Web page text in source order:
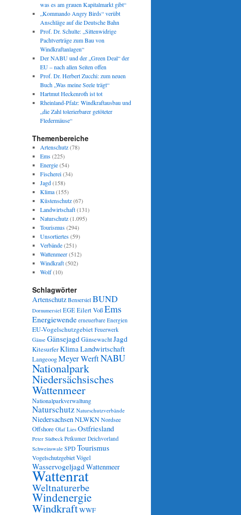
was es am grauen Kapitalmarkt gibt“
„Kommando Angry Birds“ verübt
Anschläge auf die Deutsche Bahn
Prof. Dr. Schulte: „Sittenwidrige
Pachtverträge zum Bau von
Windkraftanlagen“
Der NABU und der „Green Deal“ der
EU – nach allen Seiten offen
Prof. Dr. Herbert Zucchi: zum neuen
Buch „Was meine Seele trägt“
Hartmut Heckenroth ist tot
Rheinland-Pfalz: Windkraftausbau und
„die Zahl tolerierbarer getöteter
Fledermäuse“
Themenbereiche
Artenschutz(78)
Ems(225)
Energie(54)
Fischerei(34)
Jagd(158)
Klima(155)
Küstenschutz(67)
Landwirtschaft(131)
Naturschutz(1.095)
Tourismus(294)
Unsortiertes(59)
Verbände(251)
Wattenmeer(512)
Windkraft(502)
Wolf(10)
Schlagwörter
Artenschutz Bensersiel BUND
Dornumersiel EGEEilert VoßEms
Energiewende erneuerbare Energien
EU-Vogelschutzgebiet Feuerwerk
Gänse GänsejagdGänsewachtJagd
KitesurferKlimaLandwirtschaft
LangeoogMeyer WerftNABU
Nationalpark
Niedersächsisches
Wattenmeer
Nationalparkverwaltung
Naturschutz Naturschutzverbände
NiedersachsenNLWKNNordsee
Offshore Olaf Lies Ostfriesland
Peter Südbeck Petkumer Deichvorland
Schweinswale SPDTourismus
VogelschutzgebietVögel
WasservogeljagdWattenmeer
Wattenrat
Weltnaturerbe
Windenergie
WindkraftWWF